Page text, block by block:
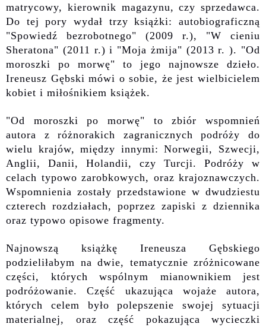
matrycowy, kierownik magazynu, czy sprzedawca.
Do tej pory wydał trzy książki: autobiograficzną
"Spowiedź bezrobotnego" (2009 r.), "W cieniu
Sheratona" (2011 r.) i "Moja żmija" (2013 r. ). "Od
moroszki po morwę" to jego najnowsze dzieło.
Ireneusz Gębski mówi o sobie, że jest wielbicielem
kobiet i miłośnikiem książek.
"Od moroszki po morwę" to zbiór wspomnień
autora z różnorakich zagranicznych podróży do
wielu krajów, między innymi: Norwegii, Szwecji,
Anglii, Danii, Holandii, czy Turcji. Podróży w
celach typowo zarobkowych, oraz krajoznawczych.
Wspomnienia zostały przedstawione w dwudziestu
czterech rozdziałach, poprzez zapiski z dziennika
oraz typowo opisowe fragmenty.
Najnowszą książkę Ireneusza Gębskiego
podzieliłabym na dwie, tematycznie zróżnicowane
części, których wspólnym mianownikiem jest
podróżowanie. Część ukazująca wojaże autora,
których celem byłopolepszenie swojej sytuacji
materialnej, oraz część pokazująca wycieczki